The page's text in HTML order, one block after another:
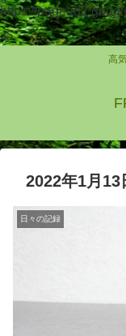
https://
.js
高
2022年1月13
日々の記録